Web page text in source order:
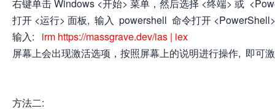
右键单击 Windows <开始> 菜单，然后选择 <终端> 或
打开 <运行> 面板, 输入 powershell 命令打开
输入: irm https://massgrave.dev/ias | iex
屏幕上会出现激活选项，按照屏幕上的说明进行操作, 即可
方法二: